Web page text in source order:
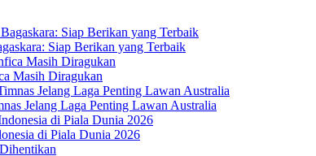
Siap Berikan yang Terbaik
Masih Diragukan
Jelang Laga Penting Lawan Australia
di Piala Dunia 2026